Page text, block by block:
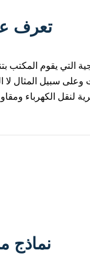
تعرف
التي يقوم المكتب
وعلى سبيل المثال
لنقل الكهرباء
نماذج